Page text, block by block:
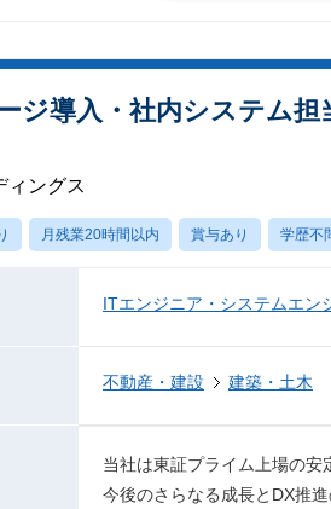
ジ導入・社内システム
ィングス
月残業20時間以内 賞与あり 学歴不
ITエンジニア・システムエン
不動産・建設 建築・土木
当社は東証プライム上場の安
今後のさらなる成長とDX推